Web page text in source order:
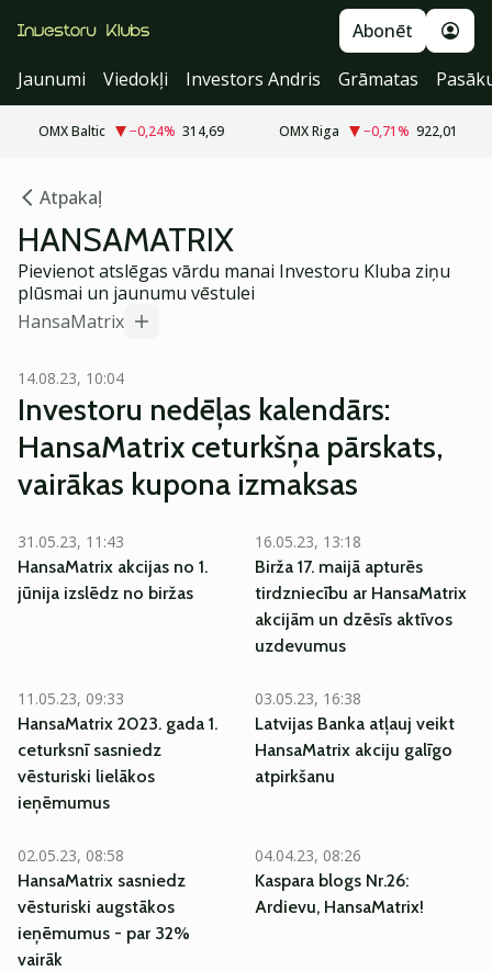
Abonēt
Jaunumi
Viedokļi Investors Andris Grāmatas
OMX Baltic −0,24% 314,69 OMX Riga −0,71% 922,01
Atpakaļ
HANSAMATRIX
Pievienot atslēgas vārdu manai Investoru Kluba ziņu
plūsmai un jaunumu vēstulei
HansaMatrix
14.08.23, 10:04
Investoru nedēļas kalendārs:
HansaMatrix ceturkšņa pārskats,
vairākas kupona izmaksas
31.05.23, 11:43
HansaMatrix akcijas no 1.
jūnija izslēdz no biržas
16.05.23, 13:18
Birža 17. maijā apturēs
tirdzniecību ar HansaMatrix
akcijām un dzēsīs aktīvos
uzdevumus
11.05.23, 09:33
HansaMatrix 2023. gada 1.
ceturksnī sasniedz
vēsturiski lielākos
ieņēmumus
03.05.23, 16:38
Latvijas Banka atļauj veikt
HansaMatrix akciju galīgo
atpirkšanu
02.05.23, 08:58
HansaMatrix sasniedz
vēsturiski augstākos
ieņēmumus - par 32%
vairāk
04.04.23, 08:26
Kaspara blogs Nr.26:
Ardievu, HansaMatrix!